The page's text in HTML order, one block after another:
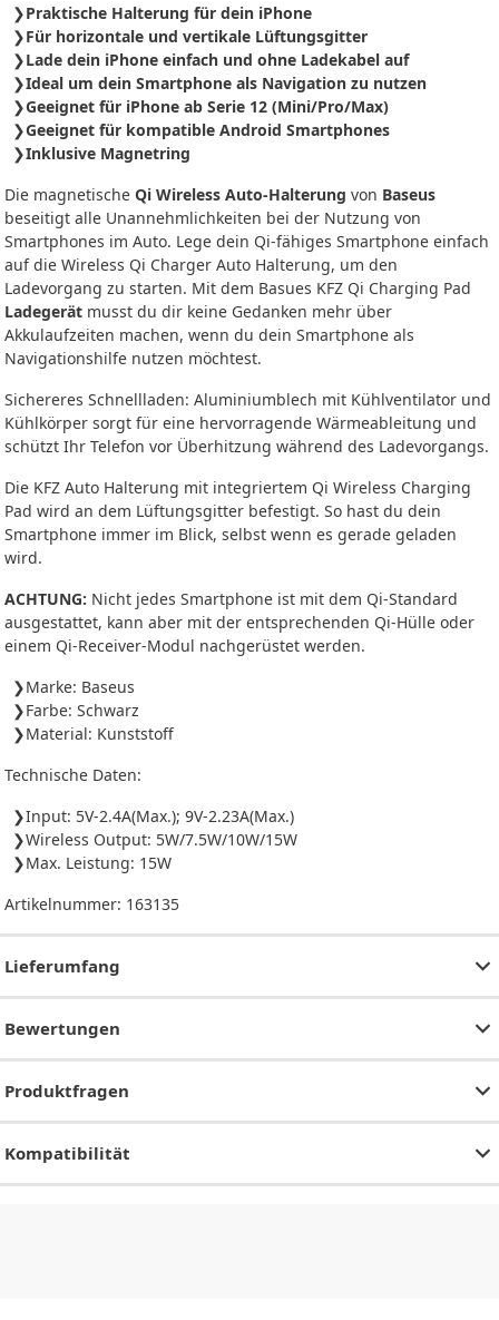
Praktische Halterung für dein iPhone
Für horizontale und vertikale Lüftungsgitter
Lade dein iPhone einfach und ohne Ladekabel auf
Ideal um dein Smartphone als Navigation zu nutzen
Geeignet für iPhone ab Serie 12 (Mini/Pro/Max)
Geeignet für kompatible Android Smartphones
Inklusive Magnetring
Die magnetische Qi Wireless Auto-Halterung von Baseus
beseitigt alle Unannehmlichkeiten bei der Nutzung von
Smartphones im Auto. Lege dein Qi-fähiges Smartphone einfach
auf die Wireless Qi Charger Auto Halterung, um den
Ladevorgang zu starten. Mit dem Basues KFZ Qi Charging Pad
Ladegerät musst du dir keine Gedanken mehr über
Akkulaufzeiten machen, wenn du dein Smartphone als
Navigationshilfe nutzen möchtest.
Sichereres Schnellladen: Aluminiumblech mit Kühlventilator und
Kühlkörper sorgt für eine hervorragende Wärmeableitung und
schützt Ihr Telefon vor Überhitzung während des Ladevorgangs.
Die KFZ Auto Halterung mit integriertem Qi Wireless Charging
Pad wird an dem Lüftungsgitter befestigt. So hast du dein
Smartphone immer im Blick, selbst wenn es gerade geladen
wird.
ACHTUNG: Nicht jedes Smartphone ist mit dem Qi-Standard
ausgestattet, kann aber mit der entsprechenden Qi-Hülle oder
einem Qi-Receiver-Modul nachgerüstet werden.
Marke: Baseus
Farbe: Schwarz
Material: Kunststoff
Technische Daten:
Input: 5V-2.4A(Max.); 9V-2.23A(Max.)
Wireless Output: 5W/7.5W/10W/15W
Max. Leistung: 15W
Artikelnummer: 163135
Lieferumfang
Bewertungen
Produktfragen
Kompatibilität